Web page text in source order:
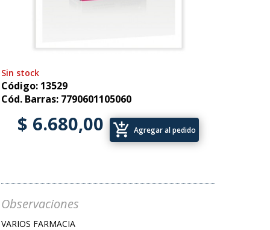
Sin stock
Código: 13529
Cód. Barras: 7790601105060
$ 6.680,00 add_shopping_cart Agregar al pedido
Observaciones
VARIOS FARMACIA